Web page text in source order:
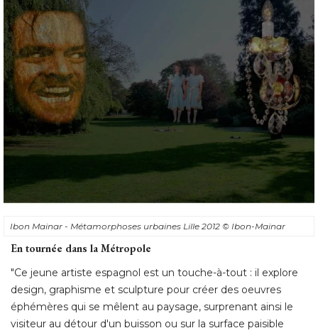
Ibon Mainar - Métamorphoses urbaines Lille 2012 © Ibon-Mainar
En tournée dans la Métropole
"Ce jeune artiste espagnol est un touche-à-tout : il explore
design, graphisme et sculpture pour créer des oeuvres
éphémères qui se mêlent au paysage, surprenant ainsi le
visiteur au détour d'un buisson ou sur la surface paisible